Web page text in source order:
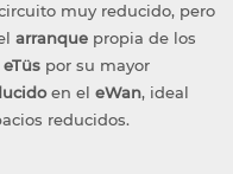
muy reducido, pero
arranque propia de los
eTüs por su mayor
en el eWan, ideal
reducidos.